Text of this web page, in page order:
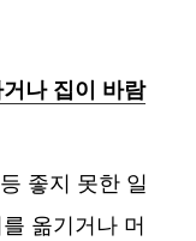
나 집이 바람
좋지 못한 일
옮기거나 머